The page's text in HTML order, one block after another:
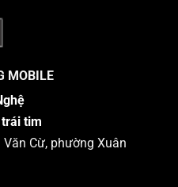
MOBILE
tim
Cừ, phường Xuân